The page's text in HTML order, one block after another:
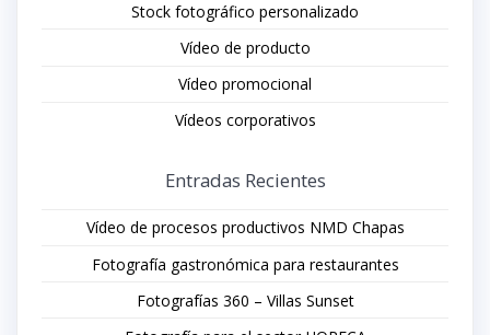
Stock fotográfico personalizado
Vídeo de producto
Vídeo promocional
Vídeos corporativos
Entradas Recientes
Vídeo de procesos productivos NMD Chapas
Fotografía gastronómica para restaurantes
Fotografías 360 – Villas Sunset